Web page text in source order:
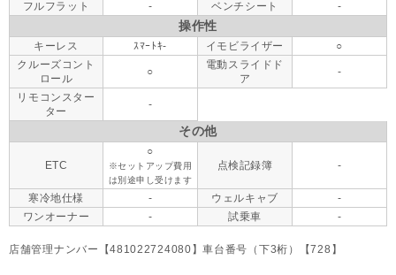
フルフラット - ベンチシート -
操作性
キーレス ｽﾏｰﾄｷ- イモビライザー
○
クルーズコント
ロール
○
電動スライドド
ア
-
リモコンスター
ター
-
その他
ETC
○
※セットアップ費用
は別途申し受けます
点検記録簿 -
寒冷地仕様 - ウェルキャブ
-
ワンオーナー
- 試乗車 -
店舗管理ナンバー【481022724080】車台番号（下3桁）【728】